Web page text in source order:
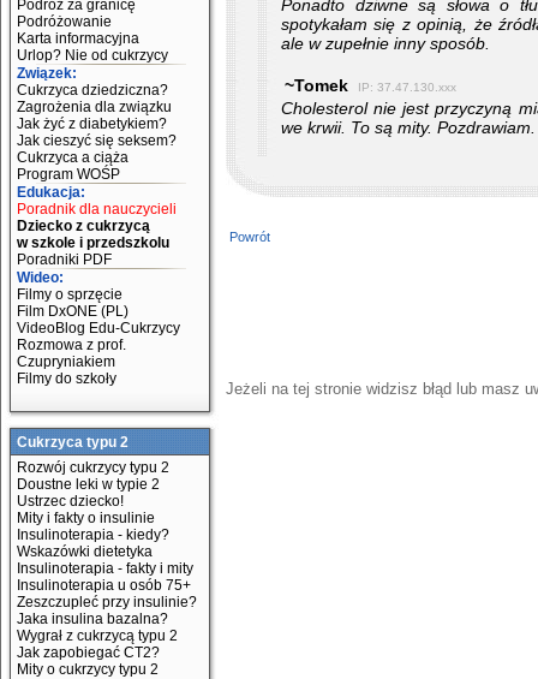
Podróż za granicę
Podróżowanie
Karta informacyjna
Urlop? Nie od cukrzycy
Związek:
Cukrzyca dziedziczna?
Zagrożenia dla związku
Jak żyć z diabetykiem?
Jak cieszyć się seksem?
Cukrzyca a ciąża
Program WOŚP
Edukacja:
Poradnik dla nauczycieli
Dziecko z cukrzycą
w szkole i przedszkolu
Poradniki PDF
Wideo:
Filmy o sprzęcie
Film DxONE (PL)
VideoBlog Edu-Cukrzycy
Rozmowa z prof.
Czupryniakiem
Filmy do szkoły
Cukrzyca typu 2
Rozwój cukrzycy typu 2
Doustne leki w typie 2
Ustrzec dziecko!
Mity i fakty o insulinie
Insulinoterapia - kiedy?
Wskazówki dietetyka
Insulinoterapia - fakty i mity
Insulinoterapia u osób 75+
Zeszczupleć przy insulinie?
Jaka insulina bazalna?
Wygrał z cukrzycą typu 2
Jak zapobiegać CT2?
Mity o cukrzycy typu 2
Ponadto dziwne są słowa o
spotykałam się z opinią, że
ale w zupełnie inny sposób.
~Tomek IP: 37.47.130.xxx
Cholesterol nie jest przyczyną
we krwii. To są mity. Pozdrawiam.
Powrót
Jeżeli na tej stronie widzisz błąd lub masz